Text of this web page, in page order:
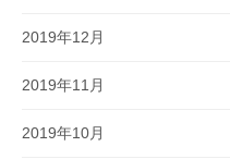
2019年12月
2019年11月
2019年10月